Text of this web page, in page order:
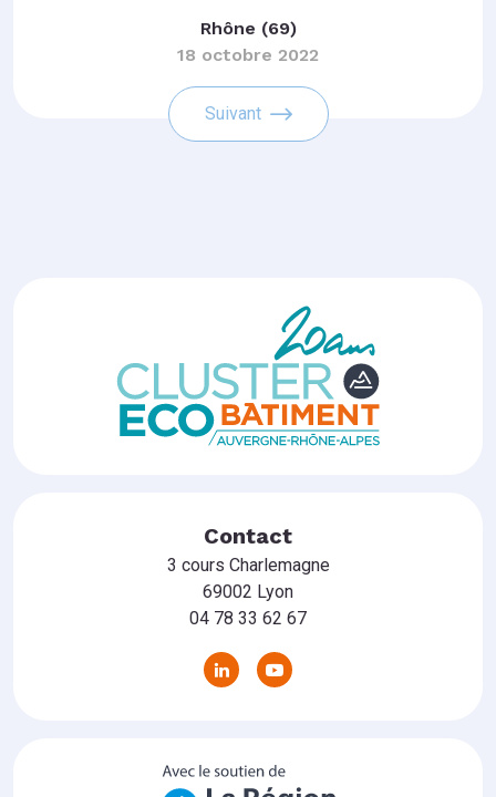
Rhône (69)
18 octobre 2022
Suivant
Contact
3 cours Charlemagne
69002 Lyon
04 78 33 62 67